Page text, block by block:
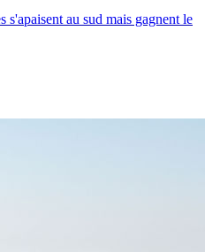
s'apaisent au sud mais gagnent le